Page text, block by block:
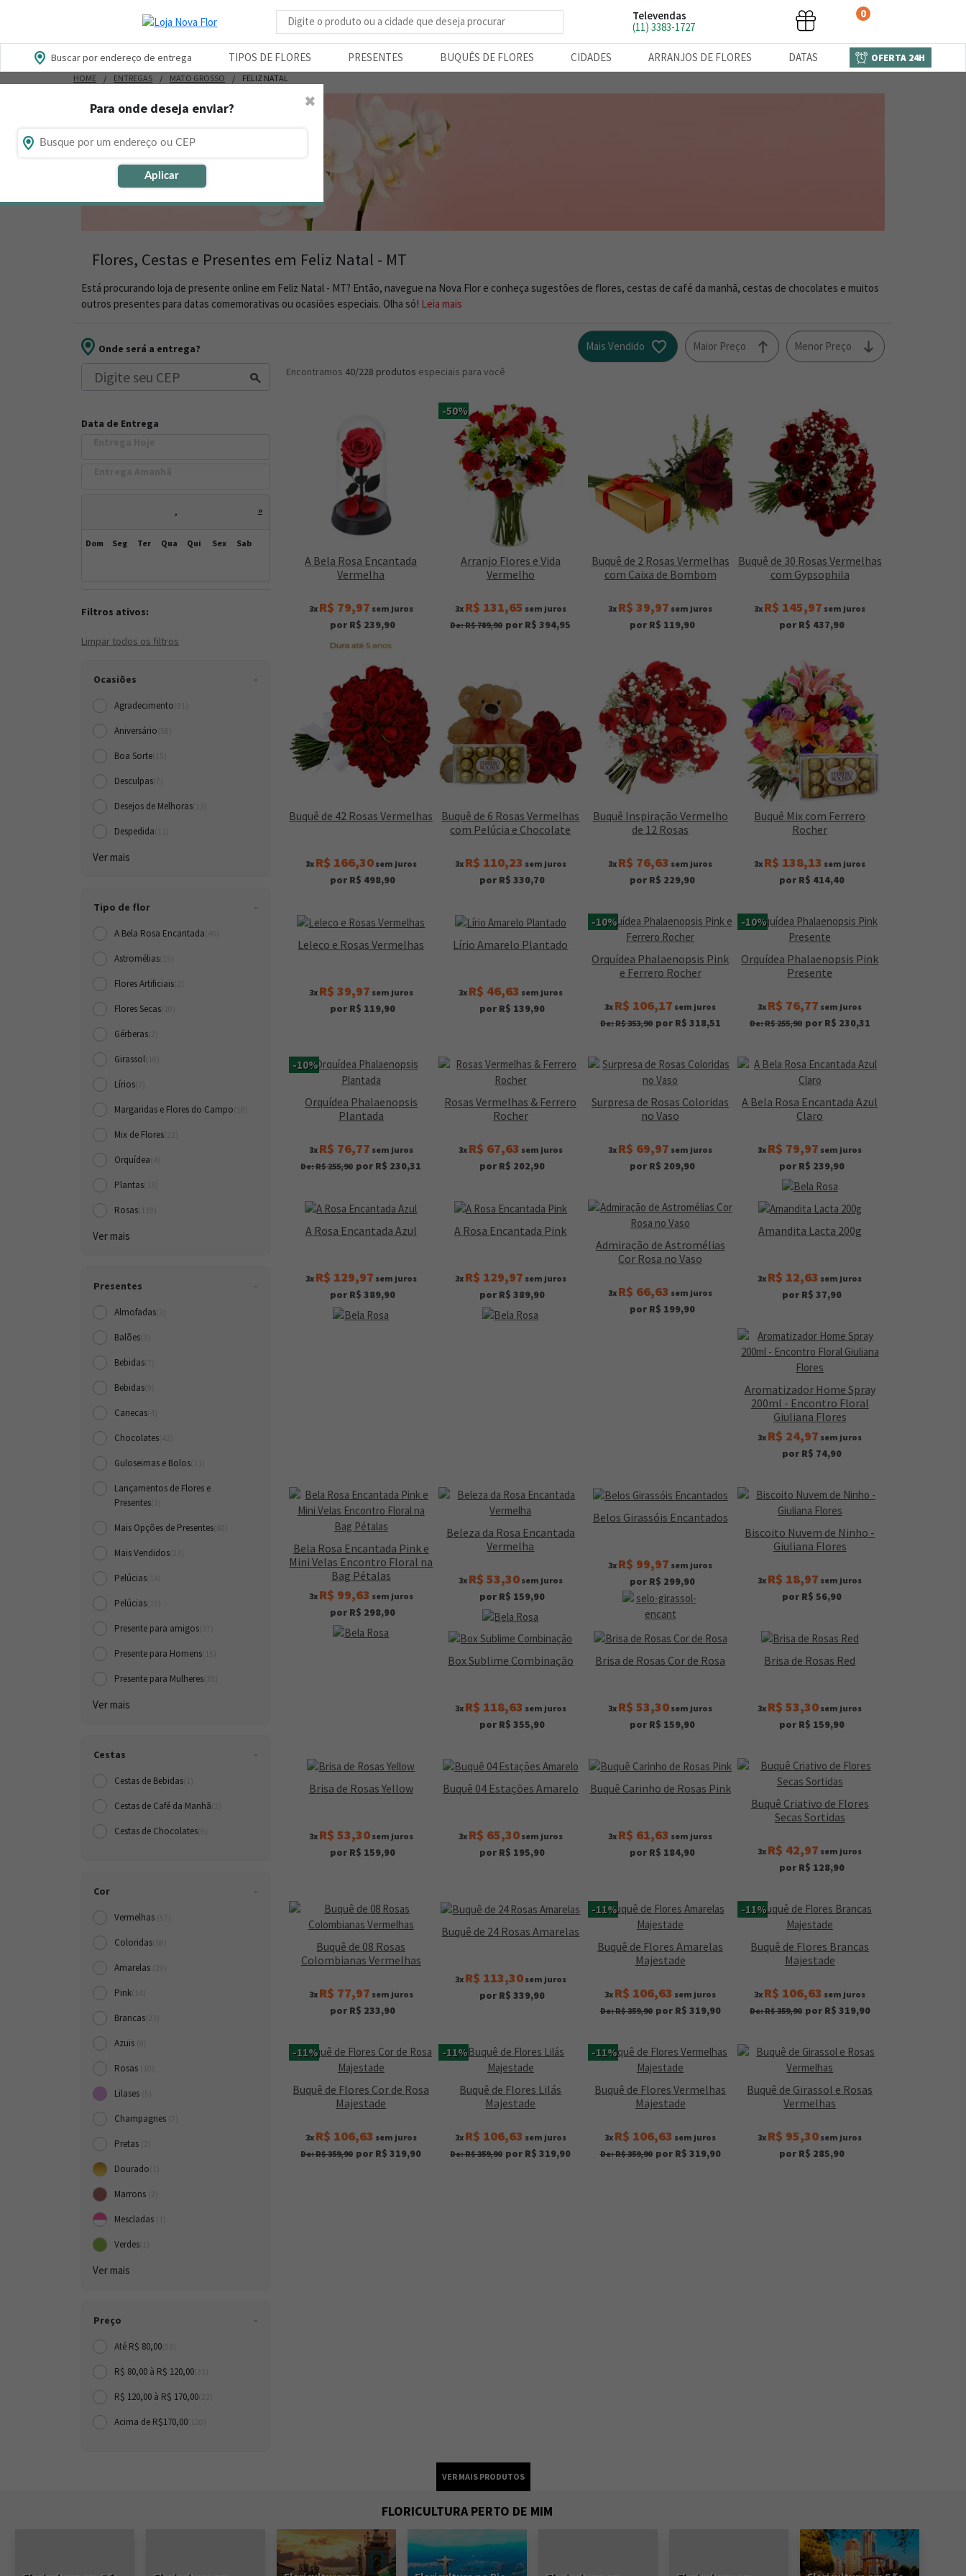
Busca de produtos
Televendas
(11) 3383-1727
0
Buscar por endereço de entrega TIPOS DE FLORES PRESENTES BUQUÊS DE FLORES CIDADES ARRANJOS DE FLORES DATAS OFERTA 24H
Para onde deseja enviar?
Aplicar
✖
HOME ENTREGAS MATO GROSSO FELIZ NATAL
Flores, Cestas e Presentes em Feliz Natal - MT
Está procurando loja de presente online em Feliz Natal - MT? Então, navegue na Nova Flor e conheça sugestões de flores, cestas de café da manhã, cestas de chocolates e muitos
outros presentes para datas comemorativas ou ocasiões especiais. Olha só! Leia mais
Onde será a entrega?
Data de Entrega
, »
Dom Seg Ter Qua Qui Sex Sab
Filtros ativos:
Limpar todos os filtros
Ocasiões
Agradecimento
Aniversário
Boa Sorte
Desculpas
Desejos de Melhoras
Despedida
Ver mais
Tipo de flor
A Bela Rosa Encantada
Astromélias
Flores Artificiais
Flores Secas
Gérberas
Girassol
Lírios
Margaridas e Flores do Campo
Mix de Flores
Orquídea
Plantas
Rosas
Ver mais
Presentes
Almofadas
Balões
Bebidas
Bebidas
Canecas
Chocolates
Guloseimas e Bolos
Lançamentos de Flores e
Presentes
Mais Opções de Presentes
Mais Vendidos
Pelúcias
Pelúcias
Presente para amigos
Presente para Homens
Presente para Mulheres
Ver mais
Cestas
Cestas de Bebidas
Cestas de Café da Manh
Cestas de Chocolates
Cor
Vermelhas
Coloridas
Amarelas
Pink
Brancas
Azuis
Rosas
Lilases
Champagnes
Pretas
Dourado
Marrons
Mescladas
Verdes
Ver mais
Preço
Até R$ 80,00
R$ 80,00 à R$ 120,00
R$ 120,00 à R$ 170,00
Acima de R$170,00
Menor Preço
Maior Preço
Mais Vendido
Encontramos 40/228 produtos especiais para você
A Bela Rosa Encantada
Vermelha
3x R$ 79,97 sem juros
por R$ 239,90
-50%
Arranjo Flores e Vida
Vermelho
3x R$ 131,65 sem juros
De: R$ 789,90 por R$ 394,95
Buquê de 2 Rosas Vermelhas
com Caixa de Bombom
3x R$ 39,97 sem juros
por R$ 119,90
Buquê de 30 Rosas Vermelhas
com Gypsophila
3x R$ 145,97 sem juros
por R$ 437,90
Buquê de 42 Rosas Vermelhas
3x R$ 166,30sem juros
por R$ 498,90
Buquê de 6 Rosas Vermelhas
com Pelúcia e Chocolate
3x R$ 110,23 sem juros
por R$ 330,70
Buquê Inspiração Vermelho
de 12 Rosas
3x R$ 76,63 sem juros
por R$ 229,90
Buquê Mix com Ferrero
Rocher
3x R$ 138,13 sem juros
por R$ 414,40
Leleco e Rosas Vermelhas
3x R$ 39,97 sem juros
por R$ 119,90
Lírio Amarelo Plantado
3x R$ 46,63 sem juros
por R$ 139,90
-10%
Orquídea Phalaenopsis Pink
e Ferrero Rocher
3x R$ 106,17 sem juros
De: R$ 353,90 por R$ 318,51
-10%
Orquídea Phalaenopsis Pink
Presente
3x R$ 76,77 sem juros
De: R$ 255,90 por R$ 230,31
-10%
Orquídea Phalaenopsis
Plantada
3x R$ 76,77 sem juros
De: R$ 255,90 por R$ 230,31
Rosas Vermelhas & Ferrero
Rocher
3x R$ 67,63 sem juros
por R$ 202,90
Surpresa de Rosas Coloridas
no Vaso
3x R$ 69,97 sem juros
por R$ 209,90
A Bela Rosa Encantada Azul
Claro
3x R$ 79,97 sem juros
por R$ 239,90
A Rosa Encantada Azul
3x R$ 129,97 sem juros
por R$ 389,90
A Rosa Encantada Pink
3x R$ 129,97 sem juros
por R$ 389,90
Admiração de Astromélias
Cor Rosa no Vaso
3x R$ 66,63 sem juros
por R$ 199,90
Amandita Lacta 200g
3x R$ 12,63 sem juros
por R$ 37,90
Aromatizador Home Spray
200ml - Encontro Floral
Giuliana Flores
3x R$ 24,97 sem juros
por R$ 74,90
Bela Rosa Encantada Pink e
Mini Velas Encontro Floral na
Bag Pétalas
3x R$ 99,63 sem juros
por R$ 298,90
Beleza da Rosa Encantada
Vermelha
3x R$ 53,30sem juros
por R$ 159,90
Belos Girassóis Encantados
3x R$ 99,97 sem juros
por R$ 299,90
Biscoito Nuvem de Ninho -
Giuliana Flores
3x R$ 18,97 sem juros
por R$ 56,90
Box Sublime Combinação
3x R$ 118,63 sem juros
por R$ 355,90
Brisa de Rosas Cor de Rosa
3x R$ 53,30 sem juros
por R$ 159,90
Brisa de Rosas Red
3x R$ 53,30 sem juros
por R$ 159,90
Brisa de Rosas Yellow
3x R$ 53,30sem juros
por R$ 159,90
Buquê 04 Estações Amarelo
3x R$ 65,30sem juros
por R$ 195,90
Buquê Carinho de Rosas Pink
3x R$ 61,63 sem juros
por R$ 184,90
Buquê Criativo de Flores
Secas Sortidas
3x R$ 42,97 sem juros
por R$ 128,90
Buquê de 08 Rosas
Colombianas Vermelhas
3x R$ 77,97 sem juros
por R$ 233,90
Buquê de 24 Rosas Amarelas
3x R$ 113,30sem juros
por R$ 339,90
-11%
Buquê de Flores Amarelas
Majestade
3x R$ 106,63 sem juros
De: R$ 359,90 por R$ 319,90
-11%
Buquê de Flores Brancas
Majestade
3x R$ 106,63 sem juros
De: R$ 359,90 por R$ 319,90
-11%
Buquê de Flores Cor de Rosa
Majestade
3x R$ 106,63 sem juros
De: R$ 359,90 por R$ 319,90
-11%
Buquê de Flores Lilás
Majestade
3x R$ 106,63 sem juros
De: R$ 359,90 por R$ 319,90
-11%
Buquê de Flores Vermelhas
Majestade
3x R$ 106,63 sem juros
De: R$ 359,90 por R$ 319,90
Buquê de Girassol e Rosas
Vermelhas
3x R$ 95,30 sem juros
por R$ 285,90
FLORICULTURA PERTO DE MIM